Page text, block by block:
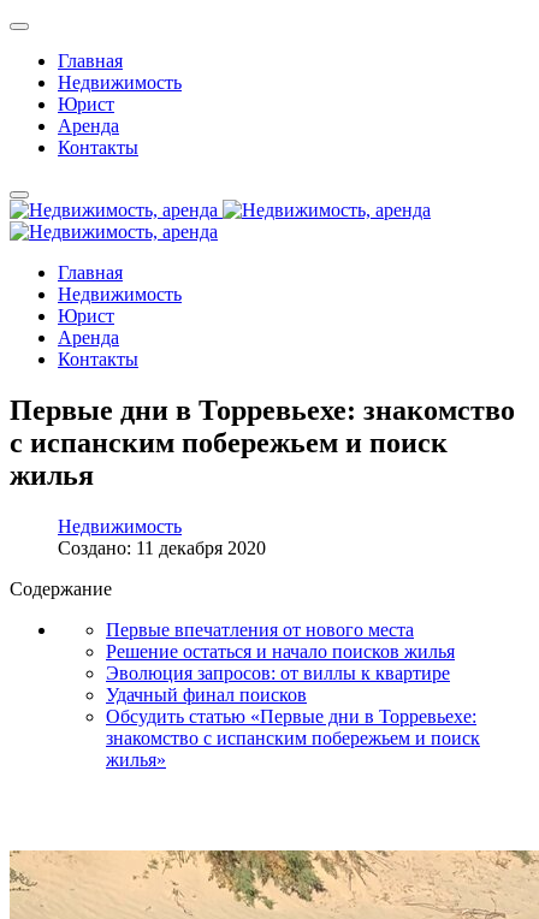
Главная
Недвижимость
Юрист
Аренда
Контакты
Главная
Недвижимость
Юрист
Аренда
Контакты
Первые дни в Торревьехе: знакомство
с испанским побережьем и поиск
жилья
Недвижимость
Создано: 11 декабря 2020
Содержание
Первые впечатления от нового места
Решение остаться и начало поисков жилья
Эволюция запросов: от виллы к квартире
Удачный финал поисков
Обсудить статью «Первые дни в Торревьехе:
знакомство с испанским побережьем и поиск
жилья»